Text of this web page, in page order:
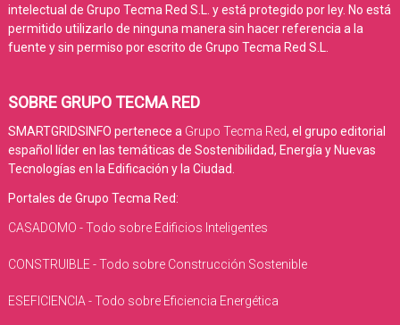
intelectual de Grupo Tecma Red S.L. y está protegido por ley. No está
permitido utilizarlo de ninguna manera sin hacer referencia a la
fuente y sin permiso por escrito de Grupo Tecma Red S.L.
SOBRE GRUPO TECMA RED
SMARTGRIDSINFO pertenece a Grupo Tecma Red, el grupo editorial
español líder en las temáticas de Sostenibilidad, Energía y Nuevas
Tecnologías en la Edificación y la Ciudad.
Portales de Grupo Tecma Red:
CASADOMO - Todo sobre Edificios Inteligentes
CONSTRUIBLE - Todo sobre Construcción Sostenible
ESEFICIENCIA - Todo sobre Eficiencia Energética